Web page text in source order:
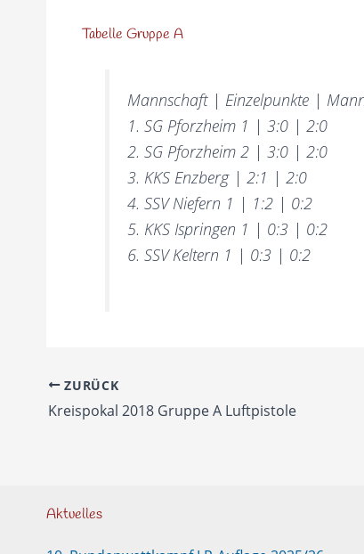
Tabelle Gruppe A
Mannschaft | Einzelpunkte |
1. SG Pforzheim 1 | 3:0 | 2:0
2. SG Pforzheim 2 | 3:0 | 2:0
3. KKS Enzberg | 2:1 | 2:0
4. SSV Niefern 1 | 1:2 | 0:2
5. KKS Ispringen 1 | 0:3 | 0:2
6. SSV Keltern 1 | 0:3 | 0:2
ZURÜCK
Kreispokal 2018 Gruppe A Luftpistole
Aktuelles